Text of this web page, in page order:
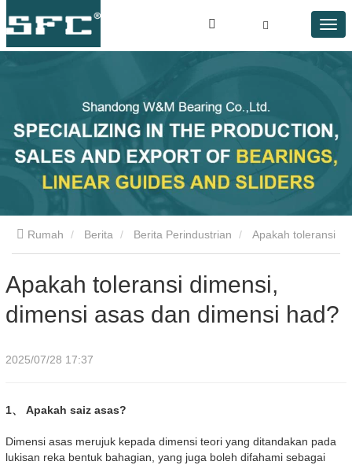
Rumah Berita Berita Perindustrian
Apakah toleransi dimensi,
dimensi asas dan dimensi had?
2025/07/28 17:37
1、 Apakah saiz asas?
Dimensi asas merujuk kepada dimensi teori yang ditandakan pada
lukisan reka bentuk bahagian, yang juga boleh difahami sebagai